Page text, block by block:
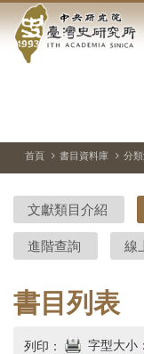
到中
央
院-
臺
灣
史
研
究
首頁 書目資料庫 分
文獻類目介紹
進階查詢 線
書目列表
列印： 字型大小：